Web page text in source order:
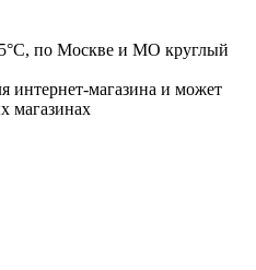
по Москве и МО круглый
интернет-магазина и может
магазинах